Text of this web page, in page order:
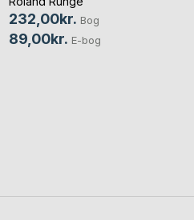
232,00kr. Bog
89,00kr. E-bog